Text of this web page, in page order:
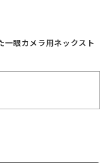
一眼カメラ用ネックスト